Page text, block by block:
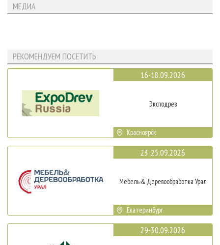
МЕДИА
РЕКОМЕНДУЕМ ПОСЕТИТЬ
16-18.09.2026
Эксподрев
Красноярск
23-25.09.2026
Мебель & Деревообработка Урал
Екатеринбург
29-30.09.2026